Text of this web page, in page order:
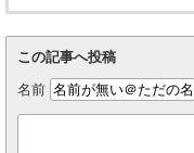
この記事へ投稿
名前